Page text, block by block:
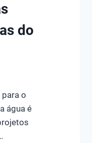
do
o
água é